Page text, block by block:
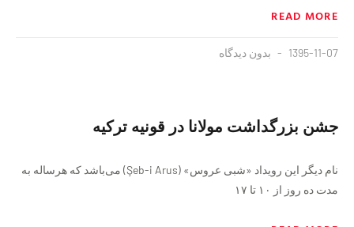
READ MORE
1395-11-07 بدون دیدگاه
جشن بزرگداشت مولانا در قونیه ترکیه
نام دیگر این رویداد «شبی عروس» (Şeb-i Arus) می‌باشد که هرساله به
مدت ده روز از ۱۰ تا ۱۷